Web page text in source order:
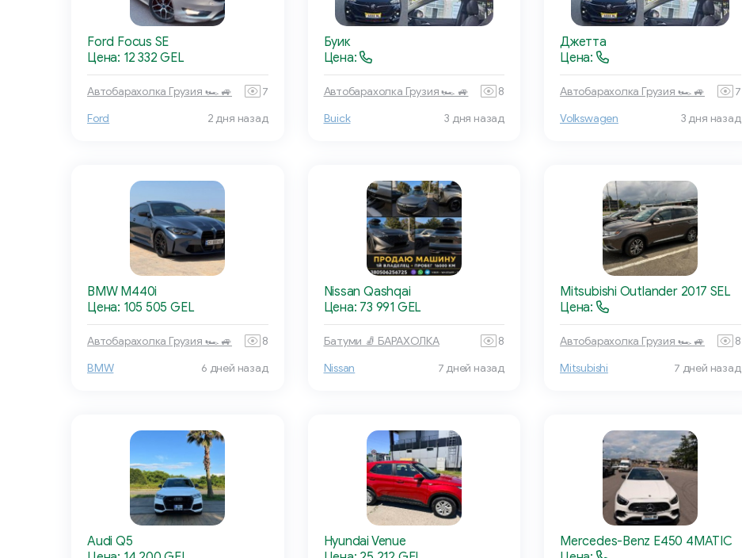
Ford Focus SE
Цена: 12 332 GEL
Автобарахолка Грузия 🏎 🚙 7
Ford 2 дня назад
Буик
Цена:
Автобарахолка Грузия 🏎 🚙 8
Buick 3 дня назад
Джетта
Цена:
Автобарахолка Грузия 🏎 🚙 7
Volkswagen 3 дня назад
BMW M440i
Цена: 105 505 GEL
Автобарахолка Грузия 🏎 🚙 8
BMW 6 дней назад
Nissan Qashqai
Цена: 73 991 GEL
Батуми 🧦 БАРАХОЛКА 8
Nissan 7 дней назад
Mitsubishi Outlander 2017 SEL
Цена:
Автобарахолка Грузия 🏎 🚙 8
Mitsubishi 7 дней назад
Audi Q5
Hyundai Venue
Mercedes-Benz E450 4MATIC